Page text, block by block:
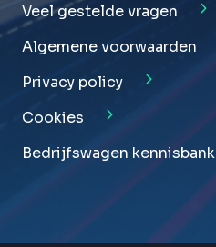
Veel gestelde vragen
Algemene voorwaarden
Privacy policy
Cookies
Bedrijfswagen kennisbank